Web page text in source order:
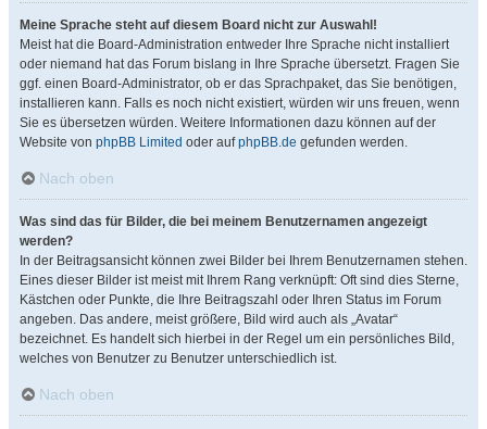
Meine Sprache steht auf diesem Board nicht zur Auswahl!
Meist hat die Board-Administration entweder Ihre Sprache nicht installiert
oder niemand hat das Forum bislang in Ihre Sprache übersetzt. Fragen Sie
ggf. einen Board-Administrator, ob er das Sprachpaket, das Sie benötigen,
installieren kann. Falls es noch nicht existiert, würden wir uns freuen, wenn
Sie es übersetzen würden. Weitere Informationen dazu können auf der
Website von phpBB Limited oder aufphpBB.de gefunden werden.
Nach oben
Was sind das für Bilder, die bei meinem Benutzernamen angezeigt
werden?
In der Beitragsansicht können zwei Bilder bei Ihrem Benutzernamen stehen.
Eines dieser Bilder ist meist mit Ihrem Rang verknüpft: Oft sind dies Sterne,
Kästchen oder Punkte, die Ihre Beitragszahl oder Ihren Status im Forum
angeben. Das andere, meist größere, Bild wird auch als „Avatar“
bezeichnet. Es handelt sich hierbei in der Regel um ein persönliches Bild,
welches von Benutzer zu Benutzer unterschiedlich ist.
Nach oben